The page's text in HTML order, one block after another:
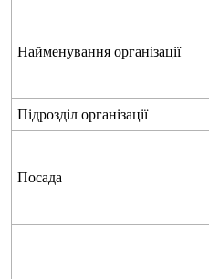
Найменування організації
Підрозділ організації
Посада